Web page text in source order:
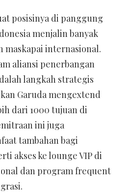
posisinya di panggung
menjalin banyak
maskapai internasional.
aliansi penerbangan
langkah strategis
Garuda mengextend
dari 1000 tujuan di
ini juga
tambahan bagi
akses ke lounge VIP di
dan program frequent